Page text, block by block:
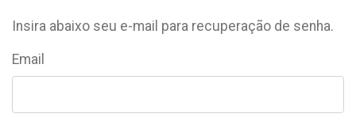
Insira abaixo seu e-mail para recuperação de senha.
Email